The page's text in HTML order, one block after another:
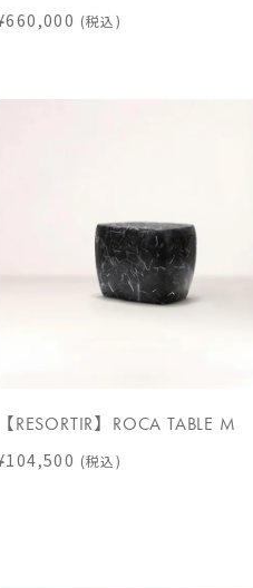
(税込)
【RESORTIR】ROCA TABLE M
(税込)